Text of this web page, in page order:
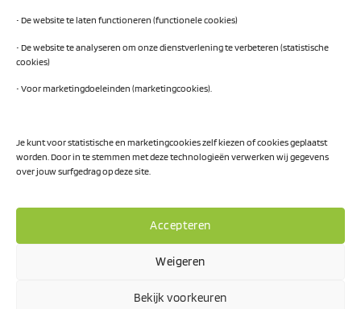
• De website te laten functioneren (functionele cookies)
• De website te analyseren om onze dienstverlening te verbeteren (statistische
cookies)
• Voor marketingdoeleinden (marketingcookies).
Je kunt voor statistische en marketingcookies zelf kiezen of cookies geplaatst
worden. Door in te stemmen met deze technologieën verwerken wij gegevens
over jouw surfgedrag op deze site.
Accepteren
Weigeren
Bekijk voorkeuren
Traineeship SN Data & AI
Projecten
Niemeyer Campus